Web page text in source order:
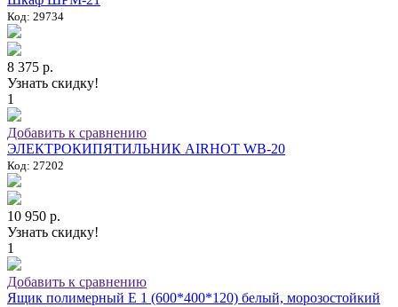
Код: 29734
8 375 р.
Узнать скидку!
1
Добавить к сравнению
ЭЛЕКТРОКИПЯТИЛЬНИК AIRHOT WB-20
Код: 27202
10 950 р.
Узнать скидку!
1
Добавить к сравнению
Ящик полимерный E 1 (600*400*120) белый, морозостойкий